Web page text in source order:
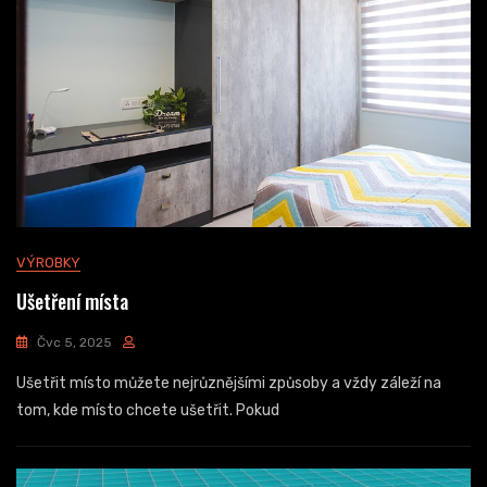
VÝROBKY
Ušetření místa
Čvc 5, 2025
Ušetřit místo můžete nejrůznějšími způsoby a vždy záleží na
tom, kde místo chcete ušetřit. Pokud